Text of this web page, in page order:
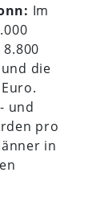
Im
die
und
pro
in